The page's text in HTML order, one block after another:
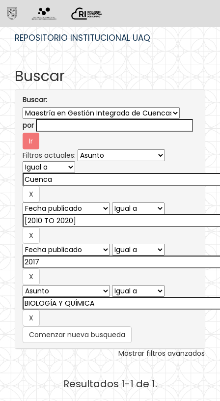
REPOSITORIO INSTITUCIONAL UAQ
Buscar
Buscar:
por
Filtros actuales:
Comenzar nueva busqueda
Mostrar filtros avanzados
Resultados 1-1 de 1.